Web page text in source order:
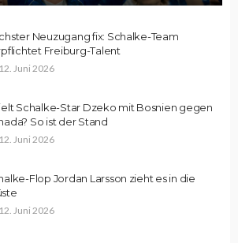
Neuzugang fix: Schalke-Team
Freiburg-Talent
12. Juni 2026
Schalke-Star Dzeko mit Bosnien gegen
So ist der Stand
12. Juni 2026
Flop Jordan Larsson zieht es in die
12. Juni 2026